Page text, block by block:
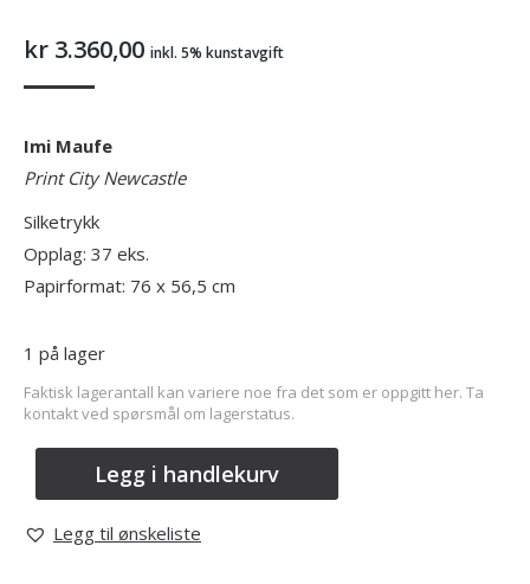
kr 3.360,00 inkl. 5% kunstavgift
Imi Maufe
Print City Newcastle
Silketrykk
Opplag: 37 eks.
Papirformat: 76 x 56,5 cm
1 på lager
Faktisk lagerantall kan variere noe fra det som er oppgitt her. Ta
kontakt ved spørsmål om lagerstatus.
Legg i handlekurv
Legg til ønskeliste